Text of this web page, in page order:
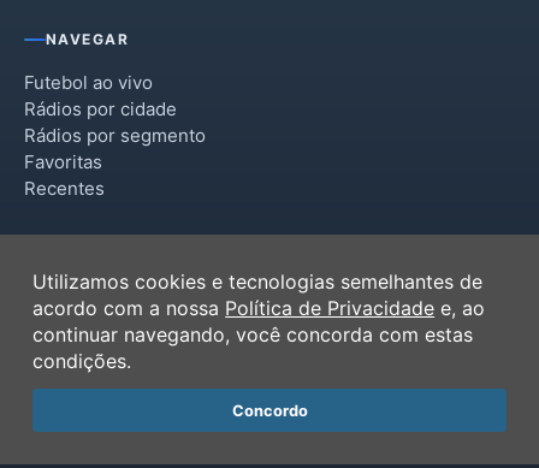
NAVEGAR
Futebol ao vivo
Rádios por cidade
Rádios por segmento
Favoritas
Recentes
Termos de Uso
Política de Privacidade
Ferramentas
Contato
Utilizamos cookies e tecnologias semelhantes de
acordo com a nossa Política de Privacidade e, ao
continuar navegando, você concorda com estas
condições.
Concordo